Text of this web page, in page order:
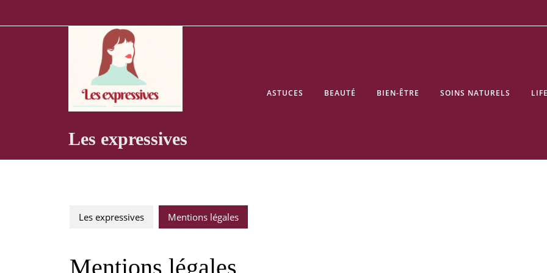
Les expressives
ASTUCES BEAUTÉ BIEN-ÊTRE SOINS NATURELS
Les expressives Mentions légales
Mentions légales